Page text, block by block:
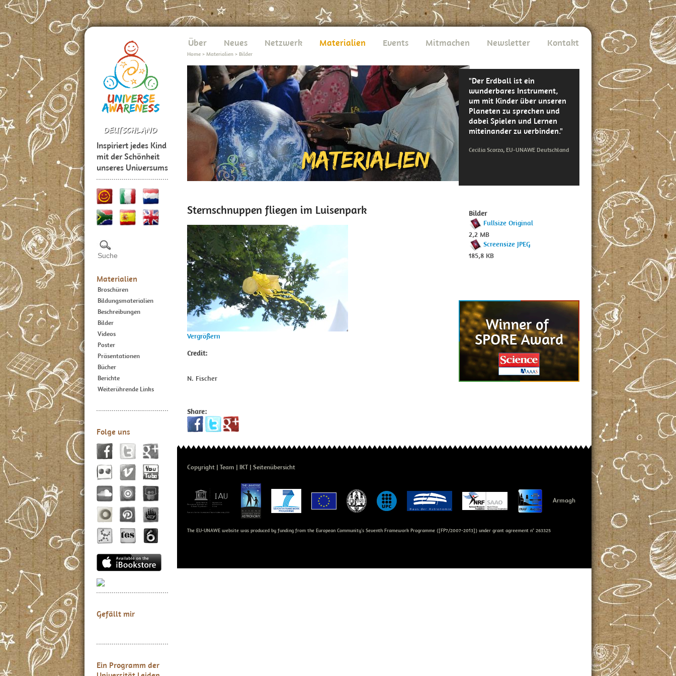
Inspiriert jedes Kind
mit der Schönheit
unseres Universums
Materialien
Broschüren
Bildungsmaterialien
Beschreibungen
Bilder
Videos
Poster
Präsentationen
Bücher
Berichte
Weiterührende Links
Folge uns
Gefällt mir
Ein Programm der
Über Neues Netzwerk Materialien Events Mitmachen Newsletter Kontakt
Home > Materialien > Bilder
"Der Erdball ist ein
wunderbares Instrument,
um mit Kinder über unseren
Planeten zu sprechen und
dabei Spielen und Lernen
miteinander zu verbinden."
Cecilia Scorza, EU-UNAWE Deutschland
Sternschnuppen fliegen im Luisenpark
Vergrößern
Credit:
N. Fischer
Share:
Bilder
Fullsize Original
2,2 MB
Screensize JPEG
185,8 KB
Copyright Team IKT Seitenübersicht
Armagh
The EU-UNAWE website was produced by funding from the European Community's Seventh Framework Programme ([FP7/2007-2013]) under grant agreement n° 263325